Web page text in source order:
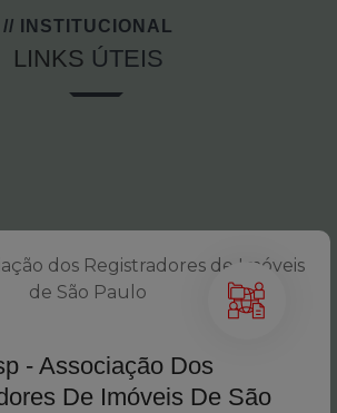
// INSTITUCIONAL
LINKS ÚTEIS
- Associação Dos
De Imóveis De São